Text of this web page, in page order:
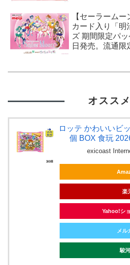
【セーラーム
カード入り「明
ズ 期間限定パ
日発売。流通限
オススメ
ロッテ かわいいビ
個 BOX 食玩
exicoast
楽
Yahoo!シ
メル
駿